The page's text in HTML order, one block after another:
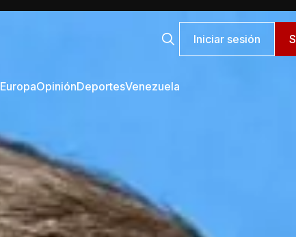
Iniciar sesión
EuropaOpiniónDeportesVenezuela